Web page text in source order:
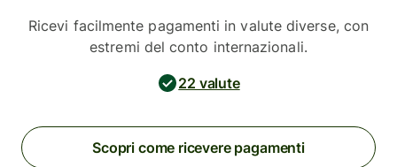
Ricevi facilmente pagamenti in valute diverse, con
estremi del conto internazionali.
22 valute
Scopri come ricevere pagamenti